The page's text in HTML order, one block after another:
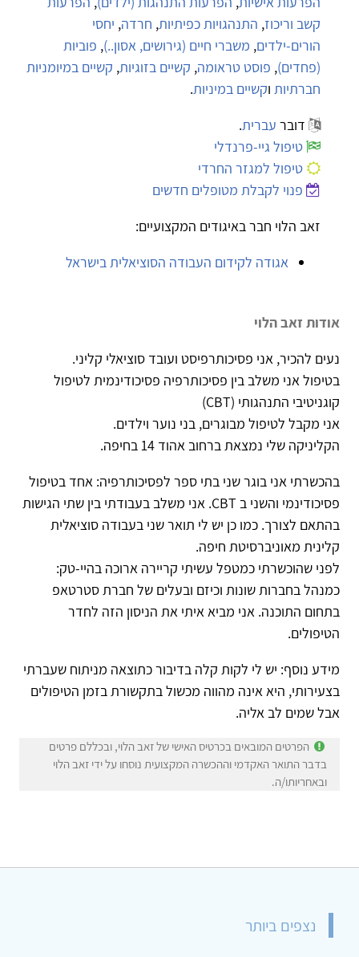
קשב וריכוז, התנהגויות כפיתיות, חרדה, יחסי
הורים-ילדים, משברי חיים (גירושים, אסון..), פוביות
(פחדים), פוסט טראומה, קשיים בזוגיות, קשיים במיומניות
חברתיות וקשיים במיניות.
דובר עברית.
טיפול גיי-פרנדלי
טיפול למגזר החרדי
פנוי לקבלת מטופלים חדשים
זאב הלוי חבר באיגודים המקצועיים:
אגודה לקידום העבודה הסוציאלית בישראל
אודות זאב הלוי
נעים להכיר, אני פסיכותרפיסט ועובד סוציאלי קליני.
בטיפול אני משלב בין פסיכותרפיה פסיכודינמית לטיפול
קוגניטיבי התנהגותי (CBT)
אני מקבל לטיפול מבוגרים, בני נוער וילדים.
הקליניקה שלי נמצאת ברחוב אהוד 14 בחיפה.
בהכשרתי אני בוגר שני בתי ספר לפסיכותרפיה: אחד בטיפול
פסיכודינמי והשני ב CBT. אני משלב בעבודתי בין שתי הגישות
בהתאם לצורך. כמו כן יש לי תואר שני בעבודה סוציאלית
קלינית מאוניברסיטת חיפה.
לפני שהוכשרתי כמטפל עשיתי קריירה ארוכה בהיי-טק:
כמנהל בחברות שונות וכיזם ובעלים של חברת סטרטאפ
בתחום התוכנה. אני מביא איתי את הניסון הזה לחדר
הטיפולים.
מידע נוסף: יש לי לקות קלה בדיבור כתוצאה מניתוח שעברתי
בצעירותי, היא אינה מהווה מכשול בתקשורת בזמן הטיפולים
אבל שמים לב אליה.
הפרטים המובאים בכרטיס האישי של זאב הלוי, ובכללם פרטים
בדבר התואר האקדמי וההכשרה המקצועית נוסחו על ידי זאב הלוי
ובאחריותו/ה.
נצפים ביותר